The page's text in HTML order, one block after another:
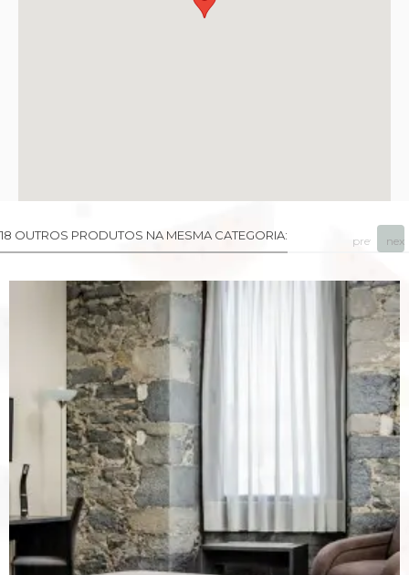
18 OUTROS PRODUTOS NA MESMA CATEGORIA: prev next